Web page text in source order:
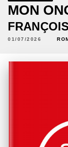
MON
01/07/2026